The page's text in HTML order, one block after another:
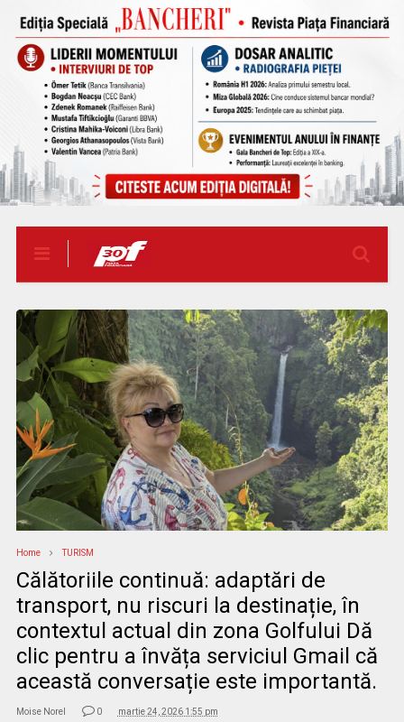
Home TURISM
Călătoriile continuă: adaptări de
transport, nu riscuri la destinație, în
contextul actual din zona Golfului Dă
clic pentru a învăța serviciul Gmail că
această conversație este importantă.
Moise Norel 0 martie 24, 2026 1:55 pm